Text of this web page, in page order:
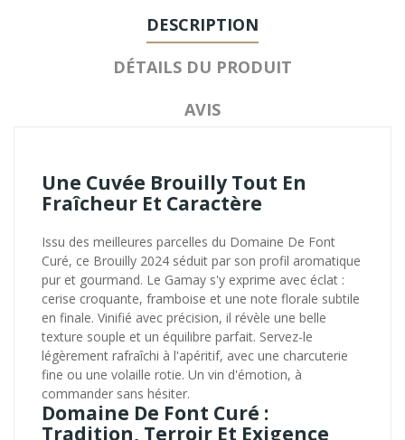
DESCRIPTION
DÉTAILS DU PRODUIT
AVIS
Une Cuvée Brouilly Tout En
Fraîcheur Et Caractère
Issu des meilleures parcelles du Domaine De Font
Curé, ce Brouilly 2024 séduit par son profil aromatique
pur et gourmand. Le Gamay s'y exprime avec éclat :
cerise croquante, framboise et une note florale subtile
en finale. Vinifié avec précision, il révèle une belle
texture souple et un équilibre parfait. Servez-le
légèrement rafraîchi à l'apéritif, avec une charcuterie
fine ou une volaille rotie. Un vin d'émotion, à
commander sans hésiter.
Domaine De Font Curé :
Tradition, Terroir Et Exigence